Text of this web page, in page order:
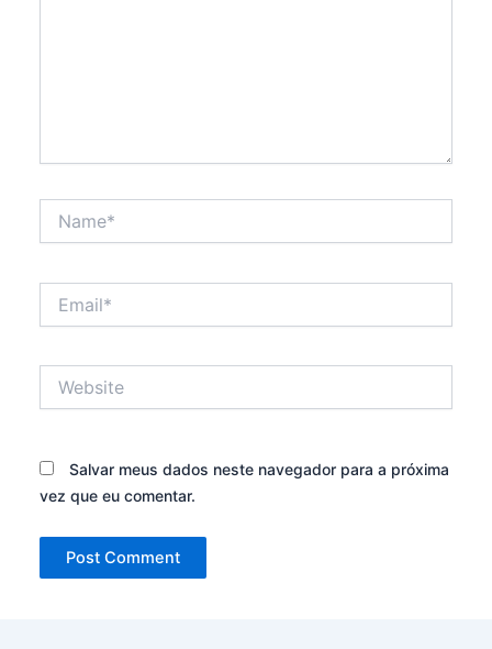
Salvar meus dados neste navegador para a próxima
vez que eu comentar.